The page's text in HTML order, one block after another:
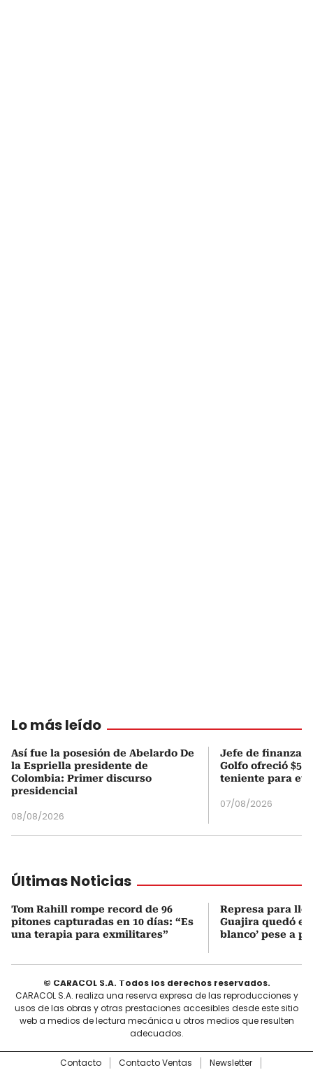
Lo más leído
Así fue la posesión de Abelardo De
la Espriella presidente de
Colombia: Primer discurso
presidencial
08/08/2026
Jefe de finanzas
Golfo ofreció
teniente para
07/08/2026
Últimas Noticias
Tom Rahill rompe record de 96
pitones capturadas en 10 días: “Es
una terapia para exmilitares”
Represa para
Guajira quedó en
blanco’ pese a
© CARACOL S.A. Todos los derechos reservados.
CARACOL S.A. realiza una reserva expresa de las reproducciones y
usos de las obras y otras prestaciones accesibles desde este sitio
web a medios de lectura mecánica u otros medios que resulten
adecuados.
Contacto Contacto Ventas Newsletter